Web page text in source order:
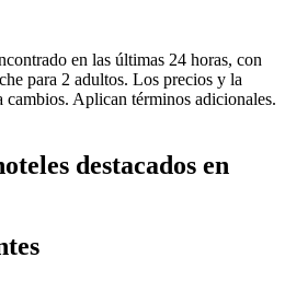
en las últimas 24 horas, con
para 2 adultos. Los precios y la
cambios. Aplican términos adicionales.
destacados en